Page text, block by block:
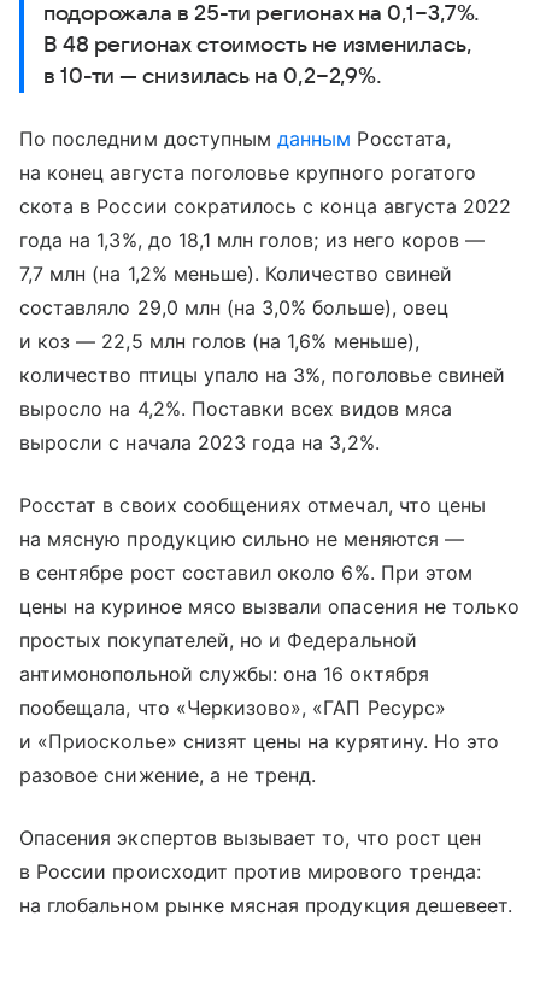
подорожала в 25-ти регионах на 0,1−3,7%.
В 48 регионах стоимость не изменилась,
в 10-ти — снизилась на 0,2−2,9%.
По последним доступнымданным Росстата,
на конец августа поголовье крупного рогатого
скота в России сократилось с конца августа 2022
года на 1,3%, до 18,1 млн голов; из него коров —
7,7 млн (на 1,2% меньше). Количество свиней
составляло 29,0 млн (на 3,0% больше), овец
и коз — 22,5 млн голов (на 1,6% меньше),
количество птицы упало на 3%, поголовье свиней
выросло на 4,2%. Поставки всех видов мяса
выросли с начала 2023 года на 3,2%.
Росстат в своих сообщениях отмечал, что цены
на мясную продукцию сильно не меняются —
в сентябре рост составил около 6%. При этом
цены на куриное мясо вызвали опасения не только
простых покупателей, но и Федеральной
антимонопольной службы: она 16 октября
пообещала, что «Черкизово», «ГАП Ресурс»
и «Приосколье» снизят цены на курятину. Но это
разовое снижение, а не тренд.
Опасения экспертов вызывает то, что рост цен
в России происходит против мирового тренда:
на глобальном рынке мясная продукция дешевеет.